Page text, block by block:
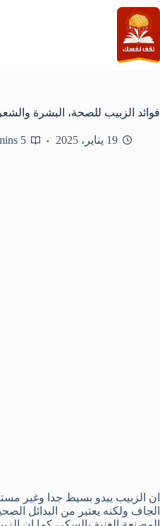
التجاوز
إلى
المحتوى
فوائد الزبيب للصحة، البشرة والشعر
19 يناير، 2025 5 mins
ان الزبيب يبدو بسيط جدا وغير
الجاف ولكنه يعتبر من البدائل